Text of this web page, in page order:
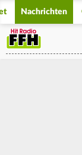
Nachrichten